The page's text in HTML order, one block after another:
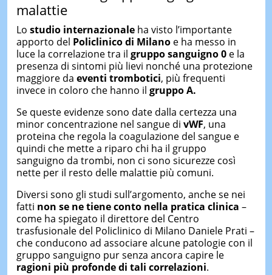
malattie
Lo studio internazionaleha visto l’importante
apporto del Policlinico di Milanoe ha messo in
luce la correlazione tra il gruppo sanguigno 0e la
presenza di sintomi più lievi nonché una protezione
maggiore da eventi trombotici, più frequenti
invece in coloro che hanno il gruppo A.
Se queste evidenze sono date dalla certezza una
minor concentrazione nel sangue di vWF, una
proteina che regola la coagulazione del sangue e
quindi che mette a riparo chi ha il gruppo
sanguigno da trombi, non ci sono sicurezze così
nette per il resto delle malattie più comuni.
Diversi sono gli studi sull’argomento, anche se nei
fatti non se ne tiene conto nella pratica clinica –
come ha spiegato il direttore del Centro
trasfusionale del Policlinico di Milano Daniele Prati –
che conducono ad associare alcune patologie con il
gruppo sanguigno pur senza ancora capire le
ragioni più profonde di tali correlazioni.